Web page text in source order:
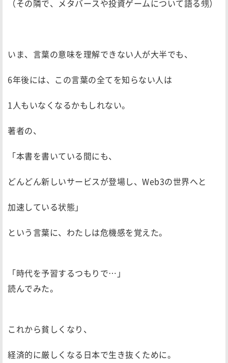
（その隣で、メタバースや投資ゲームについて語る甥）
いま、言葉の意味を理解できない人が大半でも、
6年後には、この言葉の全てを知らない人は
1人もいなくなるかもしれない。
著者の、
「本書を書いている間にも、
どんどん新しいサービスが登場し、Web3の世界へと
加速している状態」
という言葉に、わたしは危機感を覚えた。
「時代を予習するつもりで…」
読んでみた。
これから貧しくなり、
経済的に厳しくなる日本で生き抜くために。